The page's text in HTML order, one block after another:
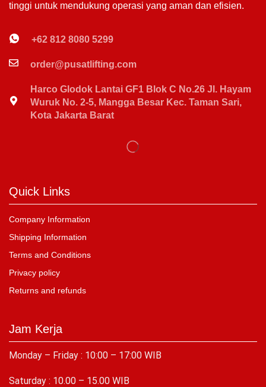
tinggi untuk mendukung operasi yang aman dan efisien.
+62 812 8080 5299
order@pusatlifting.com
Harco Glodok Lantai GF1 Blok C No.26 Jl. Hayam
Wuruk No. 2-5, Mangga Besar Kec. Taman Sari,
Kota Jakarta Barat
Quick Links
Company Information
Shipping Information
Terms and Conditions
Privacy policy
Returns and refunds
Jam Kerja
Monday – Friday : 10:00 – 17:00 WIB
Saturday : 10.00 – 15.00 WIB